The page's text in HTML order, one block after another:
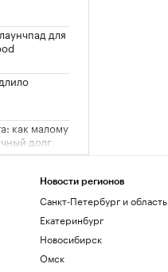
для
как малому
долг
делает
на
кино
Новости регионов
Санкт-Петербург и область
Екатеринбург
Новосибирск
Омск